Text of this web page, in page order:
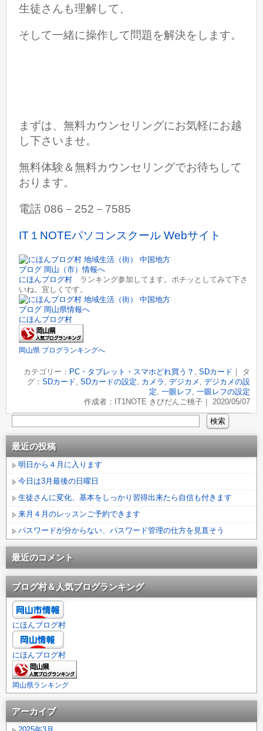
生徒さんも理解して、
そして一緒に操作して問題を解決をします。
まずは、無料カウンセリングにお気軽にお越
し下さいませ。
無料体験＆無料カウンセリングでお待ちして
おります。
電話 086－252－7585
IT１NOTEパソコンスクール Webサイト
にほんブログ村 ランキング参加してます。ポチッとしてみて下さ
いね。宜しくです。
にほんブログ村
岡山県 ブログランキングへ
カテゴリー： PC・タブレット・スマホどれ買う？ SDカード ｜ タ
グ： SDカード SDカードの設定 カメラ デジカメ
デジカメの設
定 一眼レフ 一眼レフの設定
作成者：IT1NOTE きびだんご桃子｜ 2020/05/07
最近の投稿
明日から４月に入ります
今日は3月最後の日曜日
生徒さんに変化、基本をしっかり習得出来たら自信も付きます
来月４月のレッスンご予約できます
パスワードが分からない、パスワード管理の仕方を見直そう
最近のコメント
ブログ村＆人気ブログランキング
にほんブログ村
にほんブログ村
岡山県ランキング
アーカイブ